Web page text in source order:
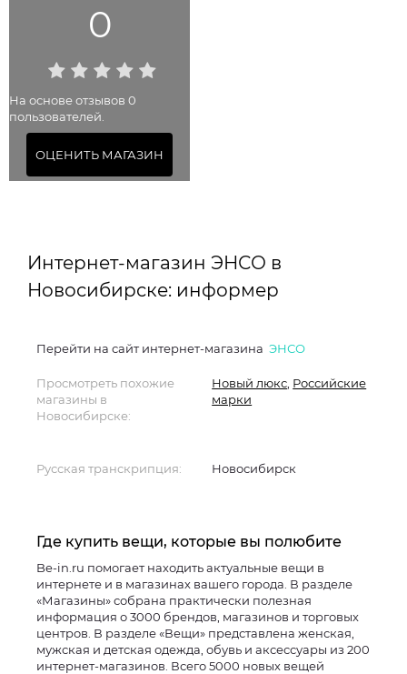
0
На основе отзывов 0
пользователей.
ОЦЕНИТЬ МАГАЗИН
Интернет-магазин ЭНСО в
Новосибирске: информер
Перейти на сайт интернет-магазина ЭНСО
Просмотреть похожие
магазины в
Новосибирске:
Новый люкс Российские
марки
Русская транскрипция: Новосибирск
Где купить вещи, которые вы полюбите
Be-in.ru помогает находить актуальные вещи в
интернете и в магазинах вашего города. В разделе
«Магазины» собрана практически полезная
информация о 3000 брендов, магазинов и торговых
центров. В разделе «Вещи» представлена женская,
мужская и детская одежда, обувь и аксессуары из 200
интернет-магазинов. Всего 5000 новых вещей